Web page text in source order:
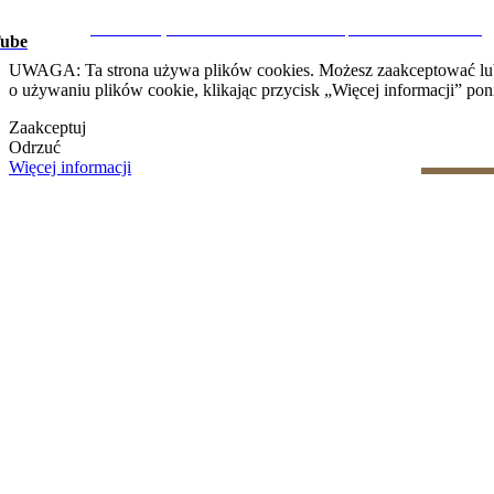
UWAGA: Ta strona używa plików cookies. Możesz zaakceptować
o używaniu plików cookie, klikając przycisk „Więcej informacji”
Zaakceptuj
Odrzuć
Więcej informacji